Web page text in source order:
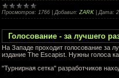
Просмотров: 1766 |Добавил: ZARK |Дата:
Голосование - за лучшего
На Западе проходит голосование за
издание The Escapist. Нужны голоса
"Турнирная сетка" разработчиков